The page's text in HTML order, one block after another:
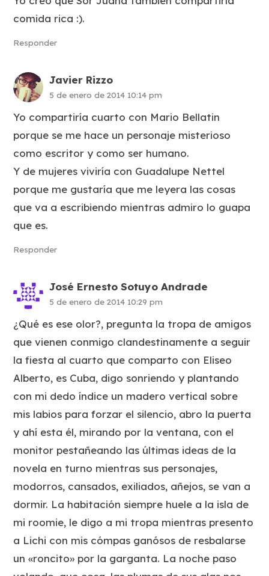
comida rica :).
Responder
Javier Rizzo
5 de enero de 2014 10:14 pm
Yo compartiría cuarto con Mario Bellatin
porque se me hace un personaje misterioso
como escritor y como ser humano.
Y de mujeres viviría con Guadalupe Nettel
porque me gustaría que me leyera las cosas
que va a escribiendo mientras admiro lo guapa
que es.
Responder
José Ernesto Sotuyo Andrade
5 de enero de 2014 10:29 pm
¿Qué es ese olor?, pregunta la tropa de amigos
que vienen conmigo clandestinamente a seguir
la fiesta al cuarto que comparto con Eliseo
Alberto, es Cuba, digo sonriendo y plantando
con mi dedo índice un madero vertical sobre
mis labios para forzar el silencio, abro la puerta
y ahí esta él, mirando por la ventana, con el
monitor pestañeando las últimas ideas de la
novela en turno mientras sus personajes,
modorros, cansados, exiliados, añejos, se van a
dormir. La habitación siempre huele a la isla de
mi roomie, le digo a mi tropa mientras presento
a Lichi con mis cómpas ganósos de resbalarse
un «roncito» por la garganta. La noche paso